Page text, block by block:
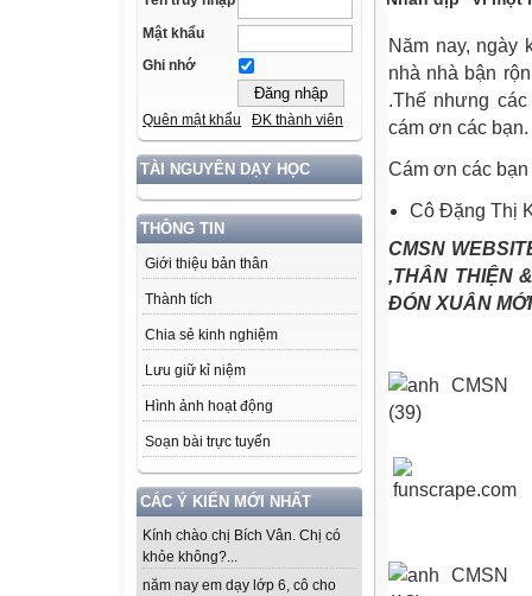
Mật khẩu
Ghi nhớ
Quên mật khẩu ĐK thành viên
TÀI NGUYÊN DẠY HỌC
THÔNG TIN
Giới thiệu bản thân
Thành tích
Chia sẻ kinh nghiệm
Lưu giữ kỉ niệm
Hình ảnh hoạt động
Soạn bài trực tuyến
CÁC Ý KIẾN MỚI NHẤT
Kính chào chị Bích Vân. Chị có
khỏe không?...
năm nay em dạy lớp 6, cô cho
Năm nay, ngày
nhà nhà bận
.Thế nhưng
cám ơn các
Cám ơn các
Cô Đặng Thị
CMSN
,THÂN THIỆN
ĐÓN XUÂN